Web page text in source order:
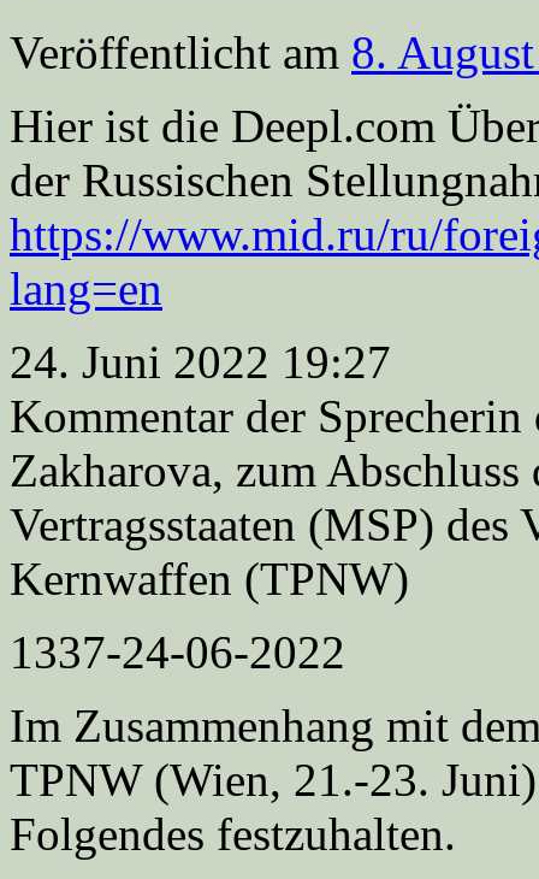
Veröffentlicht am 8.
Hier ist die Deepl.com
der Russischen
https://www.mid.ru/ru/
lang=en
24. Juni 2022 19:27
Kommentar der
Zakharova, zum Abschluss
Vertragsstaaten (MSP) des
Kernwaffen (TPNW)
1337-24-06-2022
Im Zusammenhang mit
TPNW (Wien, 21.-23.
Folgendes festzuhalten.